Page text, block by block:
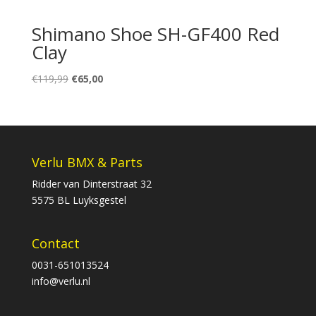
Shimano Shoe SH-GF400 Red
Clay
€119,99 Oorspronkelijke
€119,99.
€65,00Huidige
€65,00.
Verlu BMX & Parts
Ridder van Dinterstraat 32
5575 BL Luyksgestel
Contact
0031-651013524
info@verlu.nl